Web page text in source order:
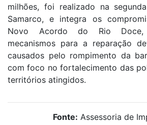
milhões, foi realizado na
Samarco, e integra os
Novo Acordo do Rio Doce,
mecanismos para a reparação
causados pelo rompimento da
com foco no fortalecimento das
territórios atingidos.
Fonte: Assessoria de